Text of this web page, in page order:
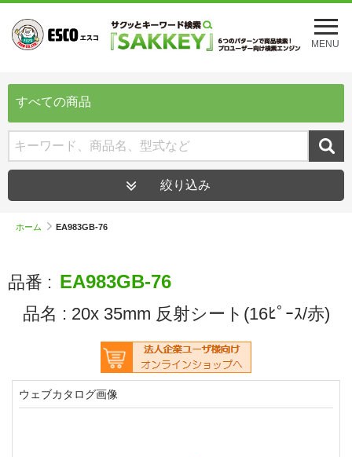
メ
ニ
ュ
を
MENU
すべての商品
絞り込み
ホーム EA983GB-76
品番 : EA983GB-76
品名 : 20x 35mm 反射シート(16ﾋﾟｰｽ/赤)
ウェブカタログ画像